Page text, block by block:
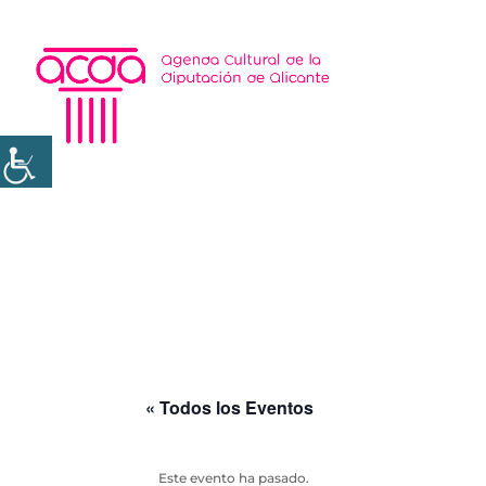
« Todos los Eventos
Este evento ha pasado.